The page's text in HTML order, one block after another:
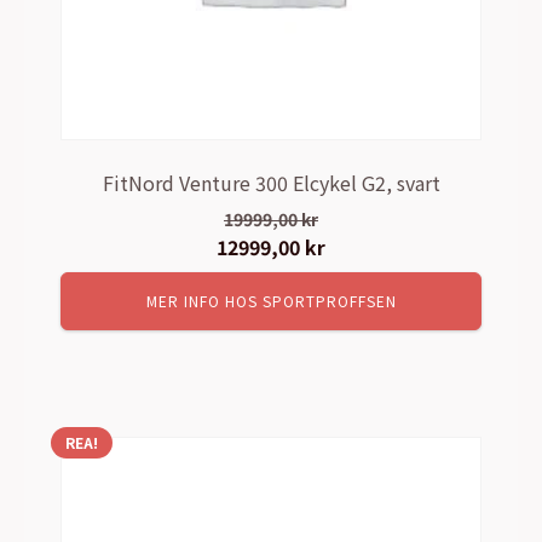
FitNord Venture 300 Elcykel G2, svart
19999,00kr
Det
ursprungliga
priset
var:
12999,00 kr
nuvarande
priset
är:
MER INFO HOS SPORTPROFFSEN
REA!